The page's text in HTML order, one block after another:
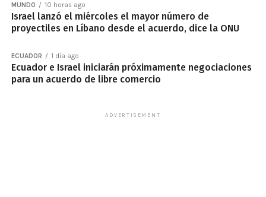
MUNDO 10 horas ago
Israel lanzó el miércoles el mayor número de
proyectiles en Líbano desde el acuerdo, dice la ONU
ECUADOR 1 día ago
Ecuador e Israel iniciarán próximamente negociaciones
para un acuerdo de libre comercio
ADVERTISEMENT